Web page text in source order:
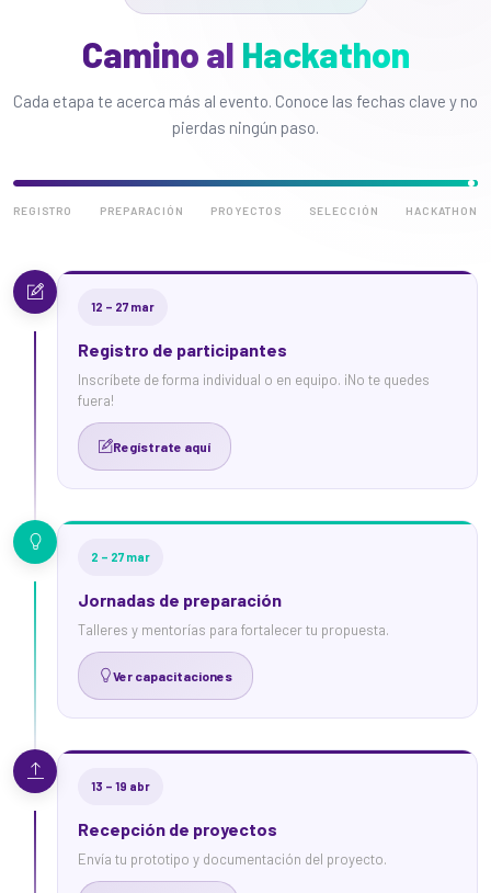
Camino al Hackathon
Cada etapa te acerca más al evento. Conoce las fechas clave y no
pierdas ningún paso.
REGISTRO PREPARACIÓN PROYECTOS SELECCIÓN HACKATHON
12 – 27 mar
Registro de participantes
Inscríbete de forma individual o en equipo. ¡No te quedes
fuera!
Regístrate aquí
2 – 27 mar
Jornadas de preparación
Talleres y mentorías para fortalecer tu propuesta.
Ver capacitaciones
13 – 19 abr
Recepción de proyectos
Envía tu prototipo y documentación del proyecto.